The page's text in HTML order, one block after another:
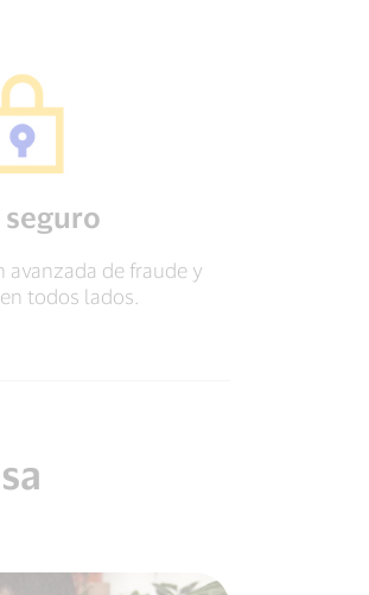
seguro
avanzada de fraude y
todos lados.